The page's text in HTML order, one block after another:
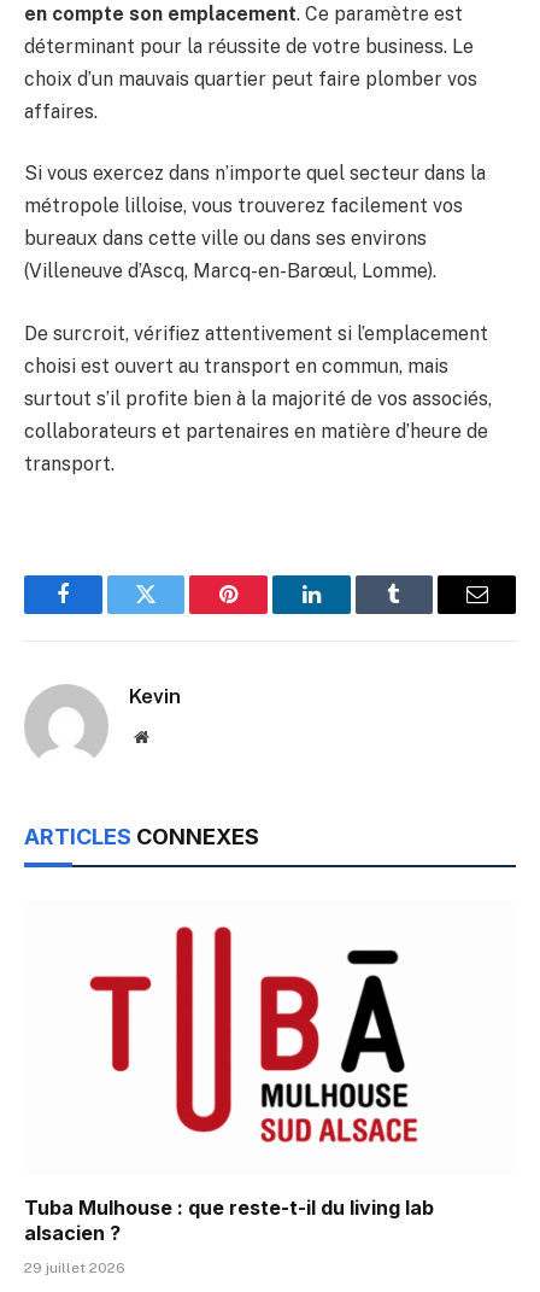
en compte son emplacement. Ce paramètre est
déterminant pour la réussite de votre business. Le
choix d’un mauvais quartier peut faire plomber vos
affaires.
Si vous exercez dans n’importe quel secteur dans la
métropole lilloise, vous trouverez facilement vos
bureaux dans cette ville ou dans ses environs
(Villeneuve d’Ascq, Marcq-en-Barœul, Lomme).
De surcroit, vérifiez attentivement si l’emplacement
choisi est ouvert au transport en commun, mais
surtout s’il profite bien à la majorité de vos associés,
collaborateurs et partenaires en matière d’heure de
transport.
FacebookTwitter Pinterest LinkedInTumblr Email
Kevin
Website
ARTICLES CONNEXES
Tuba Mulhouse : que reste-t-il du living lab
alsacien ?
29 juillet 2026